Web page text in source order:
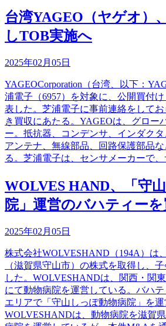
台湾YAGEO（ヤゲオ）
しTOB実施へ
2025年02月05日
YAGEOCorporation（台湾、以下：
浦電子（6957）を対象に、公開買付
表した。芝浦電子に事前連絡をして
き買収にあたる。YAGEOは、グロー
ー。抵抗器、コンデンサ、インダクタ
アンテナ、無線部品、回路保護部品
る。芝浦電子は、センサメーカーで、
WOLVES HAND、「守
院」運営のバハティー
2025年02月05日
株式会社WOLVESHAND（194A）は
（滋賀県守山市）の株式を取得し、
した。WOLVESHANDは、関西・関
にて動物病院を運営している。バハ
エリアで「守山しっぽ動物病院」を
WOLVESHANDは、動物病院を滋賀